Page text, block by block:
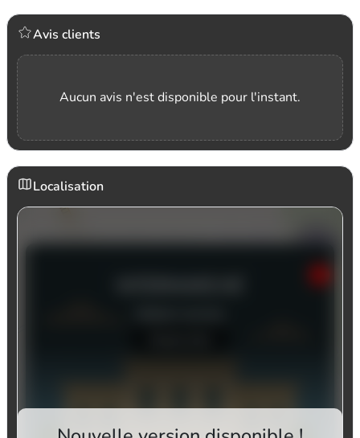
Avis clients
Aucun avis n'est disponible pour l'instant.
Localisation